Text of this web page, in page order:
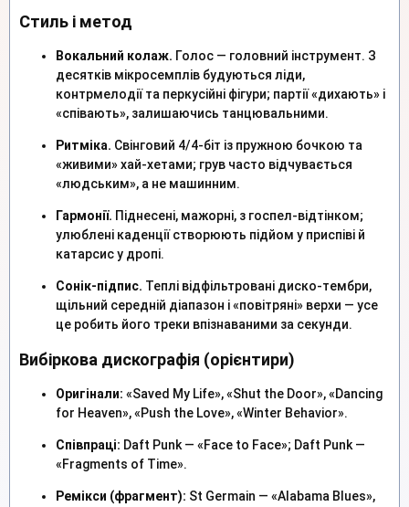
Стиль і метод
Вокальний колаж. Голос — головний інструмент. З
десятків мікросемплів будуються ліди,
контрмелодії та перкусійні фігури; партії «дихають» і
«співають», залишаючись танцювальними.
Ритміка. Свінговий 4/4-біт із пружною бочкою та
«живими» хай-хетами; грув часто відчувається
«людським», а не машинним.
Гармонії. Піднесені, мажорні, з госпел-відтінком;
улюблені каденції створюють підйом у приспіві й
катарсис у дропі.
Сонік-підпис. Теплі відфільтровані диско-тембри,
щільний середній діапазон і «повітряні» верхи — усе
це робить його треки впізнаваними за секунди.
Вибіркова дискографія (орієнтири)
Оригінали: «Saved My Life», «Shut the Door», «Dancing
for Heaven», «Push the Love», «Winter Behavior».
Співпраці: Daft Punk — «Face to Face»; Daft Punk —
«Fragments of Time».
Ремікси (фрагмент): St Germain — «Alabama Blues»,